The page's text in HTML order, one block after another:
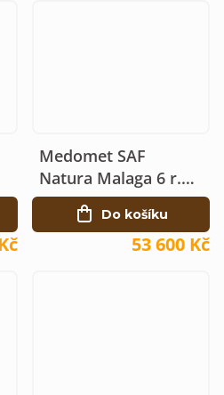
Medomet SAF
Natura Malaga 6 r.
elektrický 230V Ø90,
53 600 Kč
Do košíku